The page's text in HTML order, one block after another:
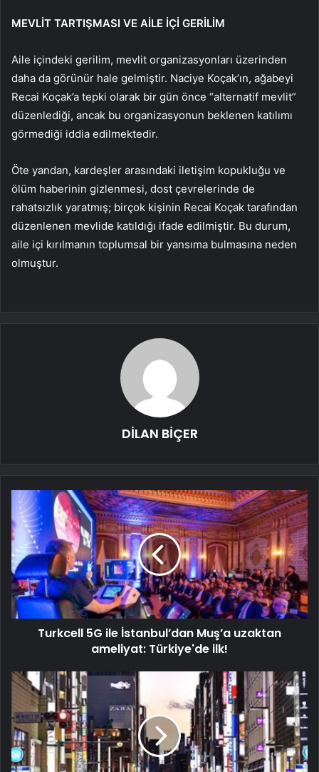
MEVLİT TARTIŞMASI VE AİLE İÇİ GERİLİM
Aile içindeki gerilim, mevlit organizasyonları üzerinden
daha da görünür hale gelmiştir. Naciye Koçak’ın, ağabeyi
Recai Koçak’a tepki olarak bir gün önce “alternatif mevlit”
düzenlediği, ancak bu organizasyonun beklenen katılımı
görmediği iddia edilmektedir.
Öte yandan, kardeşler arasındaki iletişim kopukluğu ve
ölüm haberinin gizlenmesi, dost çevrelerinde de
rahatsızlık yaratmış; birçok kişinin Recai Koçak tarafından
düzenlenen mevlide katıldığı ifade edilmiştir. Bu durum,
aile içi kırılmanın toplumsal bir yansıma bulmasına neden
olmuştur.
DİLAN BİÇER
Turkcell 5G ile İstanbul’dan Muş’a uzaktan
ameliyat: Türkiye'de ilk!